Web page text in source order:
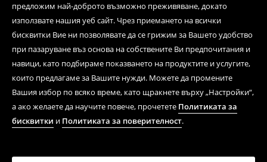
предложим най-доброто възможно преживяване, докато
използвате нашия уеб сайт. Чрез приемането на всички
бисквитки Вие ни позволявате да се грижим за Вашето удобство
при пазаруване въз основа на собствените Ви предпочитания и
навици, като подбираме показването на продуктите и услугите,
които предлагаме за Вашите нужди. Можете да промените
Вашия избор по всяко време, като щракнете върху „Настройки“,
а ако желаете да научите повече, прочетете Политиката за
бисквитки и Политиката за поверителност.